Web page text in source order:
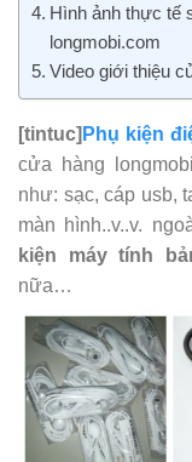
Hình ảnh thực tế
longmobi.com
Video giới thiệu
[tintuc] Phụ kiện
cửa hàng
như: sạc, cáp usb,
màn hình..v..v.
kiện máy tính
nữa…